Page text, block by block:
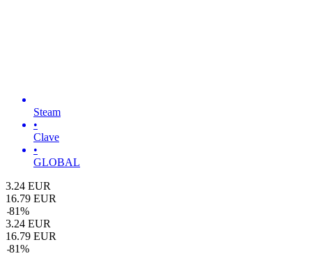
Steam
•
Clave
•
GLOBAL
3.24 EUR
16.79 EUR
-81%
3.24 EUR
16.79 EUR
-81%